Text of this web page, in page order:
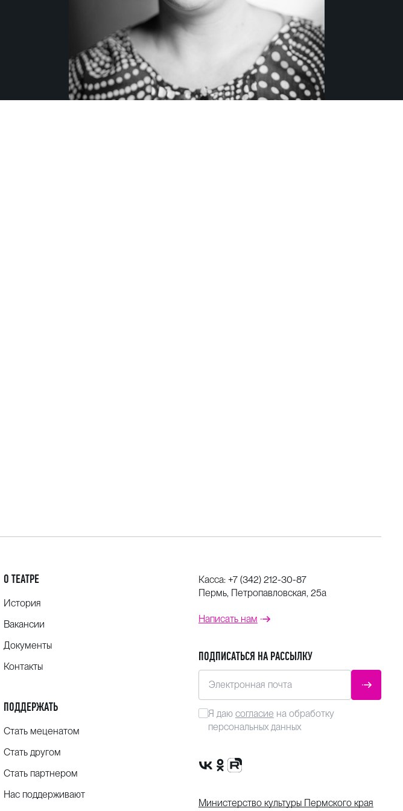
О ТЕАТРЕ
История
Вакансии
Документы
Контакты
ПОДДЕРЖАТЬ
Стать меценатом
Стать другом
Стать партнером
Нас поддерживают
Касса: +7 (342) 212-30-87
Пермь, Петропавловская, 25а
Написать нам
ПОДПИСАТЬСЯ НА РАССЫЛКУ
Электронная почта
Я даю согласие на обработку
персональных данных
Сообщество VK
Группа в одноклассниках
Канал Rutube
Министерство культуры Пермского края